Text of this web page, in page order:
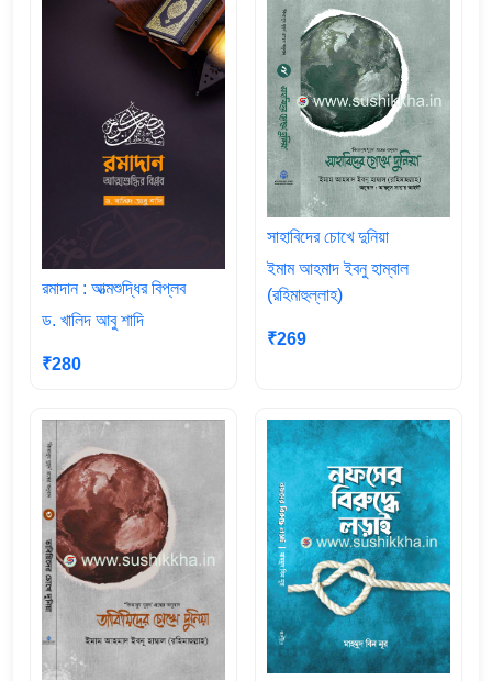
রমাদান : আত্মশুদ্ধির বিপ্লব
ড. খালিদ আবু শাদি
₹280
সাহাবিদের চোখে দুনিয়া
ইমাম আহমাদ ইবনু হাম্বাল
(রহিমাহুল্লাহ)
₹269